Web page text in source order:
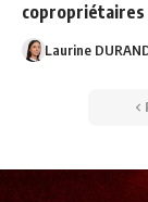
copropriétaires
Laurine